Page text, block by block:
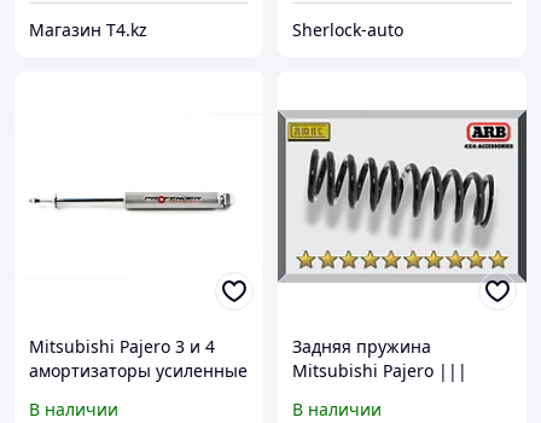
Магазин T4.kz Sherlock-auto
Mitsubishi Pajero 3 и 4
амортизаторы усиленные
В наличии
Задняя пружина
Mitsubishi Pajero |||
В наличии